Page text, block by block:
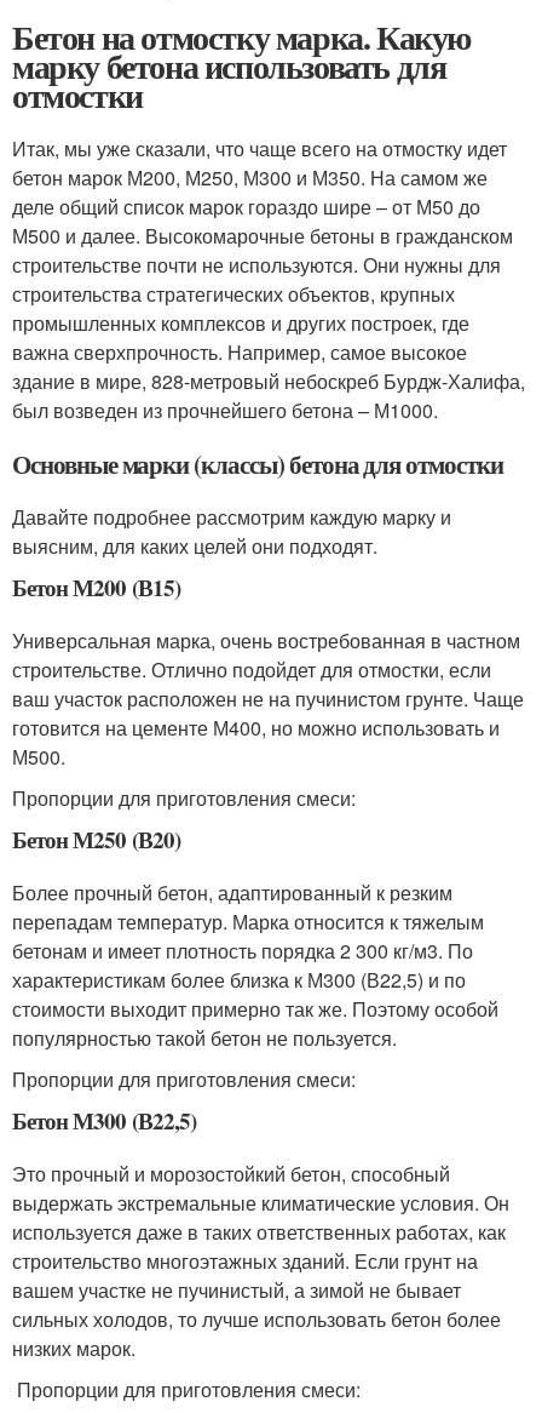
Бетон на отмостку марка. Какую
марку бетона использовать для
отмостки
Итак, мы уже сказали, что чаще всего на отмостку идет
бетон марок М200, М250, М300 и М350. На самом же
деле общий список марок гораздо шире – от М50 до
М500 и далее. Высокомарочные бетоны в гражданском
строительстве почти не используются. Они нужны для
строительства стратегических объектов, крупных
промышленных комплексов и других построек, где
важна сверхпрочность. Например, самое высокое
здание в мире, 828-метровый небоскреб Бурдж-Халифа,
был возведен из прочнейшего бетона – М1000.
Основные марки (классы) бетона для отмостки
Давайте подробнее рассмотрим каждую марку и
выясним, для каких целей они подходят.
Бетон М200 (В15)
Универсальная марка, очень востребованная в частном
строительстве. Отлично подойдет для отмостки, если
ваш участок расположен не на пучинистом грунте. Чаще
готовится на цементе М400, но можно использовать и
М500.
Пропорции для приготовления смеси:
Бетон М250 (В20)
Более прочный бетон, адаптированный к резким
перепадам температур. Марка относится к тяжелым
бетонам и имеет плотность порядка 2 300 кг/м3. По
характеристикам более близка к М300 (В22,5) и по
стоимости выходит примерно так же. Поэтому особой
популярностью такой бетон не пользуется.
Пропорции для приготовления смеси:
Бетон М300 (В22,5)
Это прочный и морозостойкий бетон, способный
выдержать экстремальные климатические условия. Он
используется даже в таких ответственных работах, как
строительство многоэтажных зданий. Если грунт на
вашем участке не пучинистый, а зимой не бывает
сильных холодов, то лучше использовать бетон более
низких марок.
Пропорции для приготовления смеси: